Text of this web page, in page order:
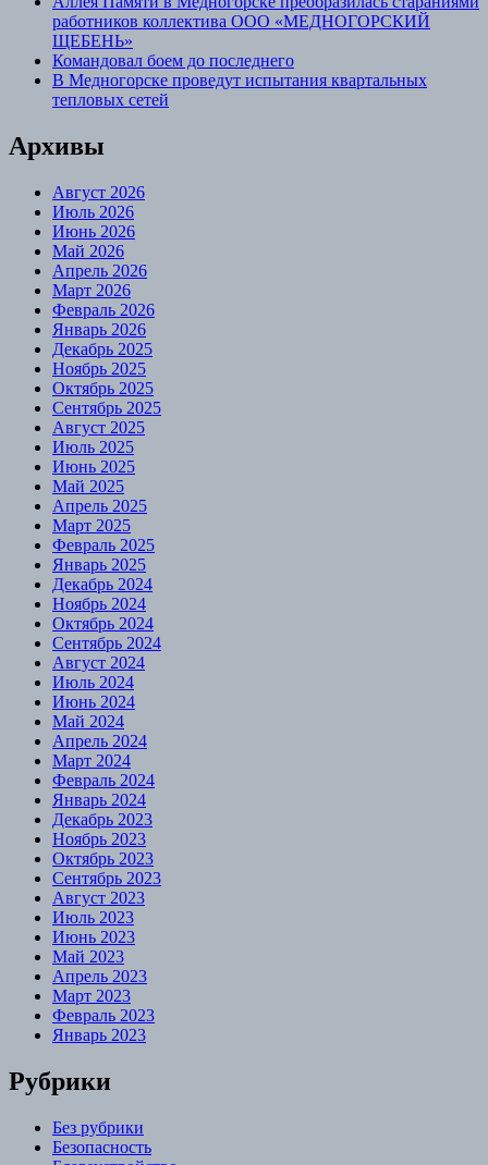
работников коллектива ООО «МЕДНОГОРСКИЙ
ЩЕБЕНЬ»
Командовал боем до последнего
В Медногорске проведут испытания квартальных
тепловых сетей
Архивы
Август 2026
Июль 2026
Июнь 2026
Май 2026
Апрель 2026
Март 2026
Февраль 2026
Январь 2026
Декабрь 2025
Ноябрь 2025
Октябрь 2025
Сентябрь 2025
Август 2025
Июль 2025
Июнь 2025
Май 2025
Апрель 2025
Март 2025
Февраль 2025
Январь 2025
Декабрь 2024
Ноябрь 2024
Октябрь 2024
Сентябрь 2024
Август 2024
Июль 2024
Июнь 2024
Май 2024
Апрель 2024
Март 2024
Февраль 2024
Январь 2024
Декабрь 2023
Ноябрь 2023
Октябрь 2023
Сентябрь 2023
Август 2023
Июль 2023
Июнь 2023
Май 2023
Апрель 2023
Март 2023
Февраль 2023
Январь 2023
Рубрики
Без рубрики
Безопасность